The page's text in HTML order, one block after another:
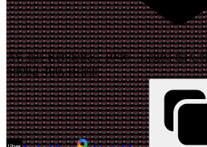
Av. das Rendeiras, 1046 - Lagoa da
88062-400, Brasil